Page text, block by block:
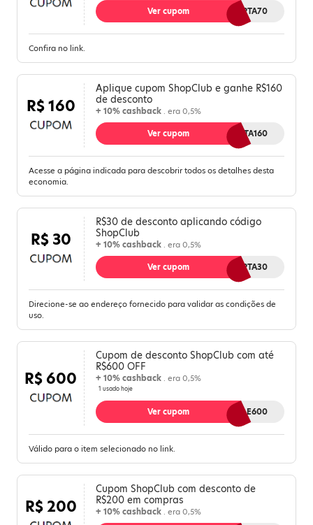
OFERTA70
Ver cupom
Confira no link.
R$ 160
Aplique cupom ShopClub e ganhe R$160
de desconto
+ 10% cashback . era 0,5%
OFERTA160
Ver cupom
Acesse a página indicada para descobrir todos os detalhes desta
economia.
R$ 30
R$30 de desconto aplicando código
ShopClub
+ 10% cashback . era 0,5%
OFERTA30
Ver cupom
Direcione-se ao endereço fornecido para validar as condições de
uso.
R$ 600
Cupom de desconto ShopClub com até
R$600 OFF
+ 10% cashback . era 0,5%
1 usado hoje
VALE600
Ver cupom
Válido para o item selecionado no link.
R$ 200
Cupom ShopClub com desconto de
R$200 em compras
+ 10% cashback . era 0,5%